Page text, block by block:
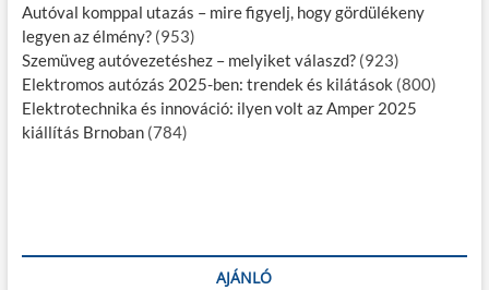
Autóval komppal utazás – mire figyelj, hogy gördülékeny
legyen az élmény? (953)
Szemüveg autóvezetéshez – melyiket válaszd? (923)
Elektromos autózás 2025-ben: trendek és kilátások (800)
Elektrotechnika és innováció: ilyen volt az Amper 2025
kiállítás Brnoban (784)
AJÁNLÓ